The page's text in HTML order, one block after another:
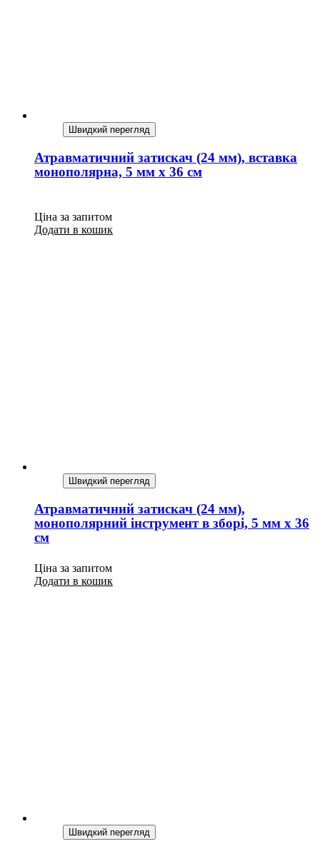
Швидкий перегляд
Атравматичний затискач (24 мм), вставка
монополярна, 5 мм х 36 см
Ціна за запитом
Додати в кошик
Швидкий перегляд
Атравматичний затискач (24 мм),
монополярний інструмент в зборі, 5 мм х 36
см
Ціна за запитом
Додати в кошик
Швидкий перегляд